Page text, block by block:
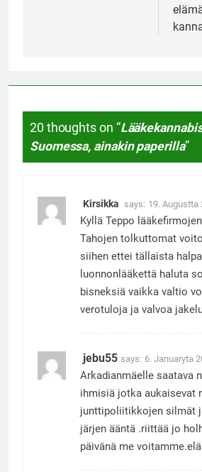
20 thoughts on “
Suomessa, ainakin paperilla”
Kirsikka says: 19. Augustta
Kyllä Teppo
Tahojen tolkuttomat
siihen ettei tällaista
luonnonlääkettä haluta
bisneksiä vaikka valtio
verotuloja ja valvoa
jebu55 says: 6. Januaryta
Arkadianmäelle saatava
ihmisiä jotka aukaisevat
junttipoliitikkojen silmät
järjen ääntä .riittää jo
päivänä me